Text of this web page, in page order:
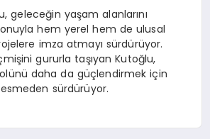
geleceğin yaşam alanlarını
hem yerel hem de ulusal
imza atmayı sürdürüyor.
gururla taşıyan Kutoğlu,
daha da güçlendirmek için
sürdürüyor.